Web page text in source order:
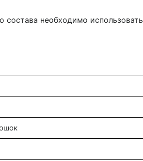
необходимо использовать